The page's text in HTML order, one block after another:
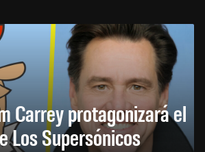
Carrey protagonizará el
Los Supersónicos